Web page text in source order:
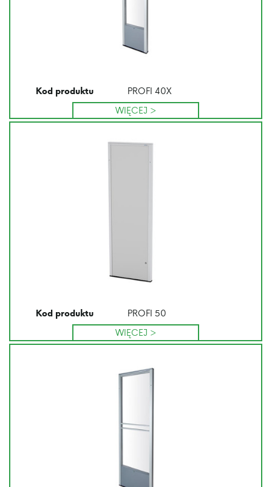
Kod produktu
PROFI 40X
WIĘCEJ >
Kod produktu
PROFI 50
WIĘCEJ >